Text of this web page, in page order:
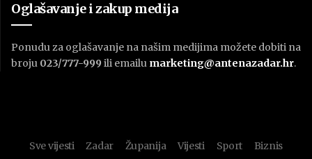
Oglašavanje i zakup medija
Ponudu za oglašavanje na našim medijima možete dobiti na
broju 023/777-999 ili emailu marketing@antenazadar.hr.
Sve vijesti Zadar Županija Vijesti Sport Biznis